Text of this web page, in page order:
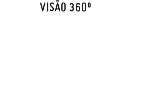
VISÃO 360º